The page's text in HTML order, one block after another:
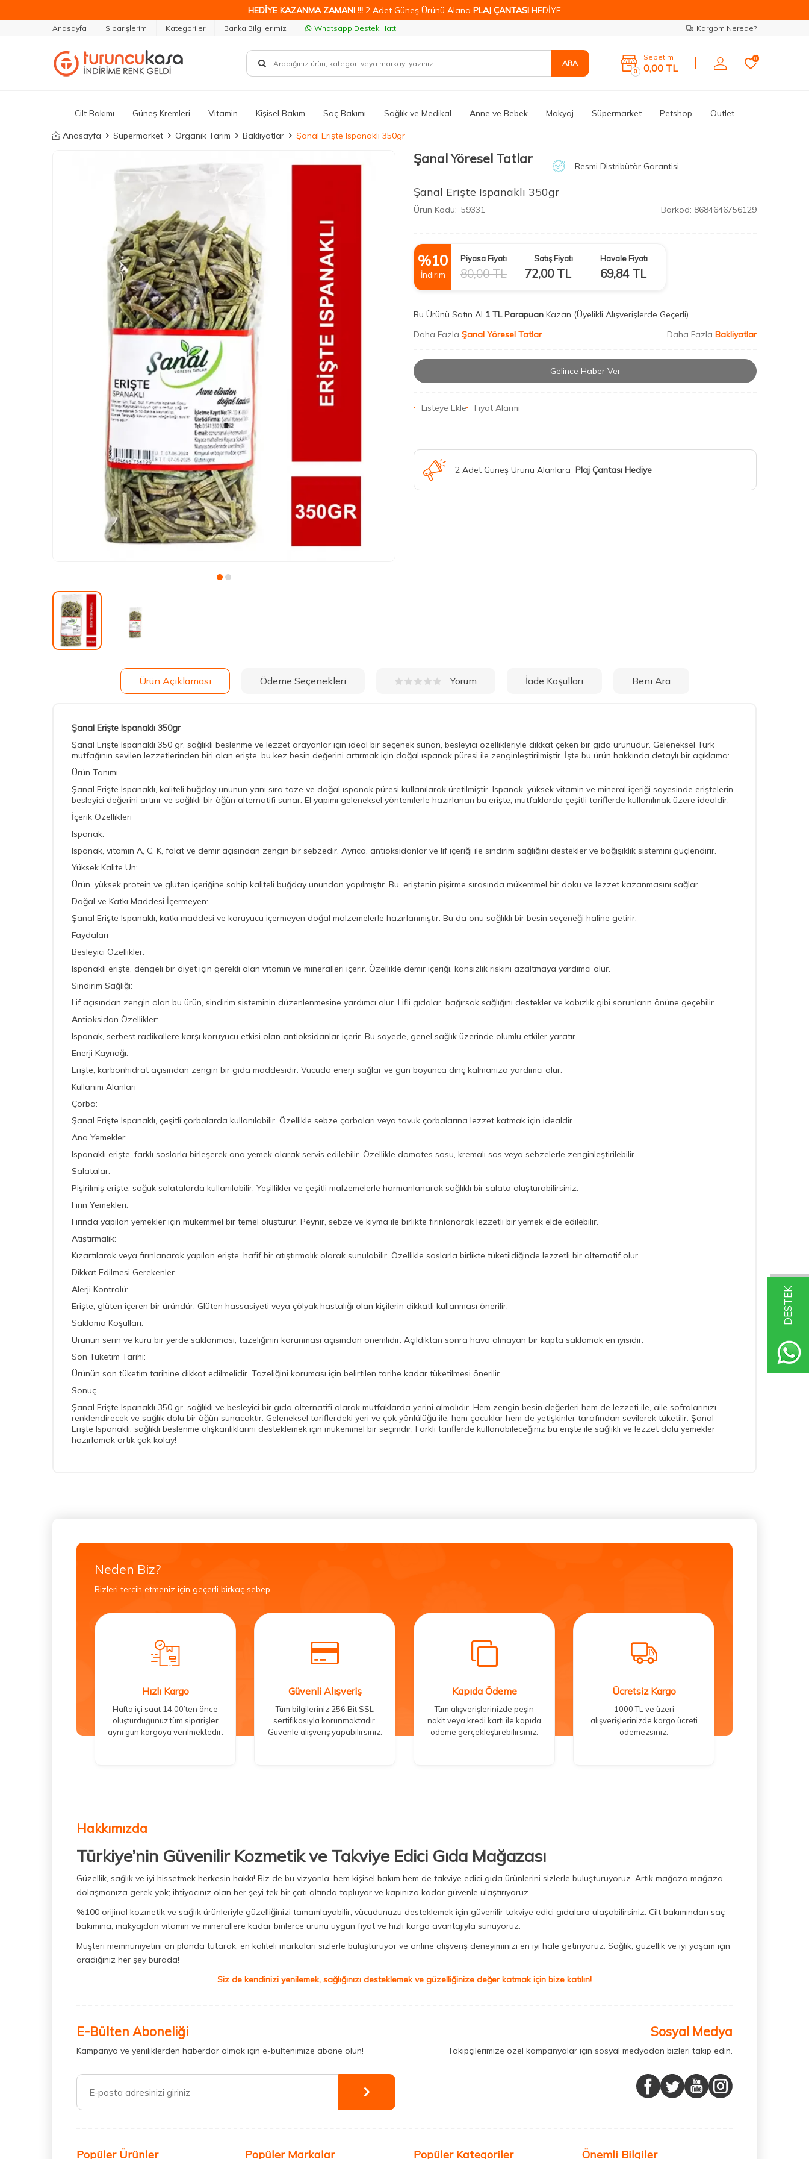
DESTEK
HEDİYE KAZANMA ZAMANI !!! 2 Adet Güneş Ürünü Alana PLAJ ÇANTASI HEDİYE
Anasayfa Siparişlerim Kategoriler Banka Bilgilerimiz Whatsapp Destek Hattı Kargom Nerede?
ARA
0
Sepetim
0,00 TL
0
Cilt Bakımı Güneş Kremleri Vitamin Kişisel Bakım Saç Bakımı Sağlık ve Medikal Anne ve Bebek Makyaj Süpermarket Petshop Outlet
Anasayfa Süpermarket Organik Tarım Bakliyatlar Şanal Erişte Ispanaklı 350gr
Şanal Yöresel Tatlar Resmi Distribütör Garantisi
Şanal Erişte Ispanaklı 350gr
Ürün Kodu: 59331 Barkod: 8684646756129
%10
İndirim
Piyasa Fiyatı
80,00TL
Satış Fiyatı
72,00TL
Havale Fiyatı
69,84TL
Bu Ürünü Satın Al 1 TL Parapuan Kazan (Üyelikli Alışverişlerde Geçerli)
Daha Fazla Şanal Yöresel Tatlar Daha Fazla Bakliyatlar
Gelince Haber Ver
Listeye Ekle Fiyat Alarmı
2 Adet Güneş Ürünü Alanlara Plaj Çantası Hediye
Ürün Açıklaması Ödeme Seçenekleri Yorum İade Koşulları Beni Ara
Şanal Erişte Ispanaklı 350gr
Şanal Erişte Ispanaklı 350 gr, sağlıklı beslenme ve lezzet arayanlar için ideal bir seçenek sunan, besleyici özellikleriyle dikkat çeken bir gıda ürünüdür. Geleneksel Türk
mutfağının sevilen lezzetlerinden biri olan erişte, bu kez besin değerini artırmak için doğal ıspanak püresi ile zenginleştirilmiştir. İşte bu ürün hakkında detaylı bir açıklama:
Ürün Tanımı
Şanal Erişte Ispanaklı, kaliteli buğday ununun yanı sıra taze ve doğal ıspanak püresi kullanılarak üretilmiştir. Ispanak, yüksek vitamin ve mineral içeriği sayesinde eriştelerin
besleyici değerini artırır ve sağlıklı bir öğün alternatifi sunar. El yapımı geleneksel yöntemlerle hazırlanan bu erişte, mutfaklarda çeşitli tariflerde kullanılmak üzere idealdir.
İçerik Özellikleri
Ispanak:
Ispanak, vitamin A, C, K, folat ve demir açısından zengin bir sebzedir. Ayrıca, antioksidanlar ve lif içeriği ile sindirim sağlığını destekler ve bağışıklık sistemini güçlendirir.
Yüksek Kalite Un:
Ürün, yüksek protein ve gluten içeriğine sahip kaliteli buğday unundan yapılmıştır. Bu, eriştenin pişirme sırasında mükemmel bir doku ve lezzet kazanmasını sağlar.
Doğal ve Katkı Maddesi İçermeyen:
Şanal Erişte Ispanaklı, katkı maddesi ve koruyucu içermeyen doğal malzemelerle hazırlanmıştır. Bu da onu sağlıklı bir besin seçeneği haline getirir.
Faydaları
Besleyici Özellikler:
Ispanaklı erişte, dengeli bir diyet için gerekli olan vitamin ve mineralleri içerir. Özellikle demir içeriği, kansızlık riskini azaltmaya yardımcı olur.
Sindirim Sağlığı:
Lif açısından zengin olan bu ürün, sindirim sisteminin düzenlenmesine yardımcı olur. Lifli gıdalar, bağırsak sağlığını destekler ve kabızlık gibi sorunların önüne geçebilir.
Antioksidan Özellikler:
Ispanak, serbest radikallere karşı koruyucu etkisi olan antioksidanlar içerir. Bu sayede, genel sağlık üzerinde olumlu etkiler yaratır.
Enerji Kaynağı:
Erişte, karbonhidrat açısından zengin bir gıda maddesidir. Vücuda enerji sağlar ve gün boyunca dinç kalmanıza yardımcı olur.
Kullanım Alanları
Çorba:
Şanal Erişte Ispanaklı, çeşitli çorbalarda kullanılabilir. Özellikle sebze çorbaları veya tavuk çorbalarına lezzet katmak için idealdir.
Ana Yemekler:
Ispanaklı erişte, farklı soslarla birleşerek ana yemek olarak servis edilebilir. Özellikle domates sosu, kremalı sos veya sebzelerle zenginleştirilebilir.
Salatalar:
Pişirilmiş erişte, soğuk salatalarda kullanılabilir. Yeşillikler ve çeşitli malzemelerle harmanlanarak sağlıklı bir salata oluşturabilirsiniz.
Fırın Yemekleri:
Fırında yapılan yemekler için mükemmel bir temel oluşturur. Peynir, sebze ve kıyma ile birlikte fırınlanarak lezzetli bir yemek elde edilebilir.
Atıştırmalık:
Kızartılarak veya fırınlanarak yapılan erişte, hafif bir atıştırmalık olarak sunulabilir. Özellikle soslarla birlikte tüketildiğinde lezzetli bir alternatif olur.
Dikkat Edilmesi Gerekenler
Alerji Kontrolü:
Erişte, glüten içeren bir üründür. Glüten hassasiyeti veya çölyak hastalığı olan kişilerin dikkatli kullanması önerilir.
Saklama Koşulları:
Ürünün serin ve kuru bir yerde saklanması, tazeliğinin korunması açısından önemlidir. Açıldıktan sonra hava almayan bir kapta saklamak en iyisidir.
Son Tüketim Tarihi:
Ürünün son tüketim tarihine dikkat edilmelidir. Tazeliğini koruması için belirtilen tarihe kadar tüketilmesi önerilir.
Sonuç
Şanal Erişte Ispanaklı 350 gr, sağlıklı ve besleyici bir gıda alternatifi olarak mutfaklarda yerini almalıdır. Hem zengin besin değerleri hem de lezzeti ile, aile sofralarınızı
renklendirecek ve sağlık dolu bir öğün sunacaktır. Geleneksel tariflerdeki yeri ve çok yönlülüğü ile, hem çocuklar hem de yetişkinler tarafından sevilerek tüketilir. Şanal
Erişte Ispanaklı, sağlıklı beslenme alışkanlıklarını desteklemek için mükemmel bir seçimdir. Farklı tariflerde kullanabileceğiniz bu erişte ile sağlıklı ve lezzet dolu yemekler
hazırlamak artık çok kolay!
Neden Biz?
Bizleri tercih etmeniz için geçerli birkaç sebep.
Hızlı Kargo
Hafta içi saat 14:00’ten önce
oluşturduğunuz tüm siparişler
aynı gün kargoya verilmektedir.
Güvenli Alışveriş
Tüm bilgileriniz 256 Bit SSL
sertifikasıyla korunmaktadır.
Güvenle alışveriş yapabilirsiniz.
Kapıda Ödeme
Tüm alışverişlerinizde peşin
nakit veya kredi kartı ile kapıda
ödeme gerçekleştirebilirsiniz.
Ücretsiz Kargo
1000 TL ve üzeri
alışverişlerinizde kargo ücreti
ödemezsiniz.
Hakkımızda
Türkiye’nin Güvenilir Kozmetik ve Takviye Edici Gıda Mağazası
Güzellik, sağlık ve iyi hissetmek herkesin hakkı! Biz de bu vizyonla, hem kişisel bakım hem de takviye edici gıda ürünlerini sizlerle buluşturuyoruz. Artık mağaza mağaza
dolaşmanıza gerek yok; ihtiyacınız olan her şeyi tek bir çatı altında topluyor ve kapınıza kadar güvenle ulaştırıyoruz.
%100 orijinal kozmetik ve sağlık ürünleriyle güzelliğinizi tamamlayabilir, vücudunuzu desteklemek için güvenilir takviye edici gıdalara ulaşabilirsiniz. Cilt bakımından saç
bakımına, makyajdan vitamin ve minerallere kadar binlerce ürünü uygun fiyat ve hızlı kargo avantajıyla sunuyoruz.
Müşteri memnuniyetini ön planda tutarak, en kaliteli markaları sizlerle buluşturuyor ve online alışveriş deneyiminizi en iyi hale getiriyoruz. Sağlık, güzellik ve iyi yaşam için
aradığınız her şey burada!
Siz de kendinizi yenilemek, sağlığınızı desteklemek ve güzelliğinize değer katmak için bize katılın!
E-Bülten Aboneliği
Kampanya ve yeniliklerden haberdar olmak için e-bültenimize abone olun!
Sosyal Medya
Takipçilerimize özel kampanyalar için sosyal medyadan bizleri takip edin.
Popüler Ürünler Popüler Markalar Popüler Kategoriler Önemli Bilgiler